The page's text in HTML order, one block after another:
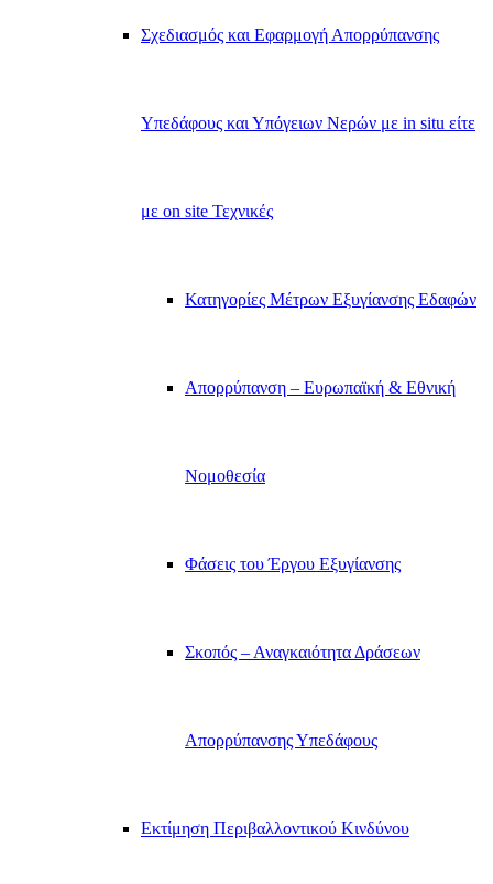
Σχεδιασμός και Εφαρμογή Απορρύπανσης
Υπεδάφους και Υπόγειων Νερών με in situ είτε
με on site Τεχνικές
Κατηγορίες Μέτρων Εξυγίανσης Εδαφών
Απορρύπανση – Ευρωπαϊκή & Εθνική
Νομοθεσία
Φάσεις του Έργου Εξυγίανσης
Σκοπός – Αναγκαιότητα Δράσεων
Απορρύπανσης Υπεδάφους
Εκτίμηση Περιβαλλοντικού Κινδύνου